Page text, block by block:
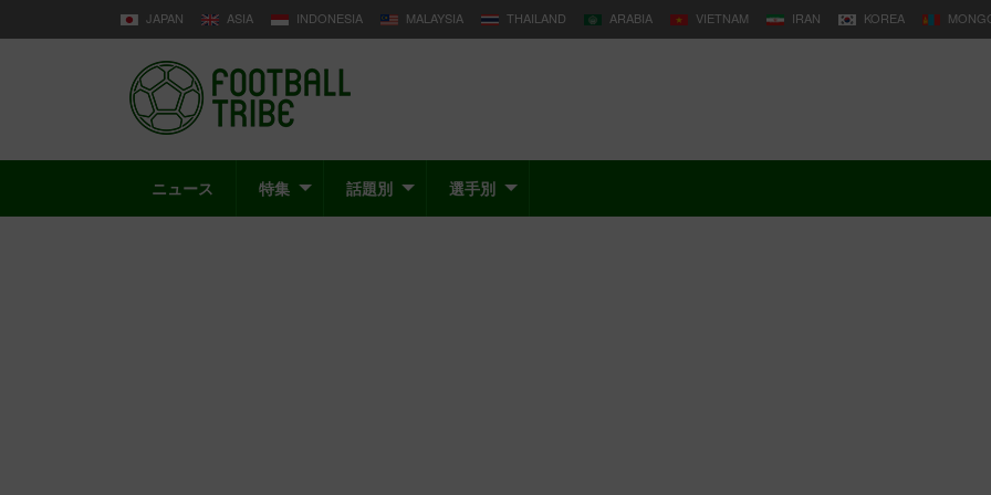
JAPAN ASIA INDONESIA MALAYSIA THAILAND ARABIA VIETNAM IRAN KOREA
ニュース 特集 話題別 選手別